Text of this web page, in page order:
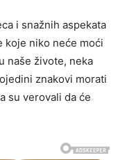
i snažnih aspekata
koje niko neće moći
naše živote, neka
znakovi morati
su verovali da će